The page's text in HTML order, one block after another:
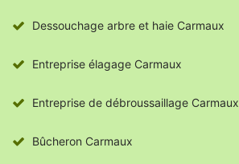
Dessouchage arbre et haie Carmaux
Entreprise élagage Carmaux
Entreprise de débroussaillage Carmaux
Bûcheron Carmaux